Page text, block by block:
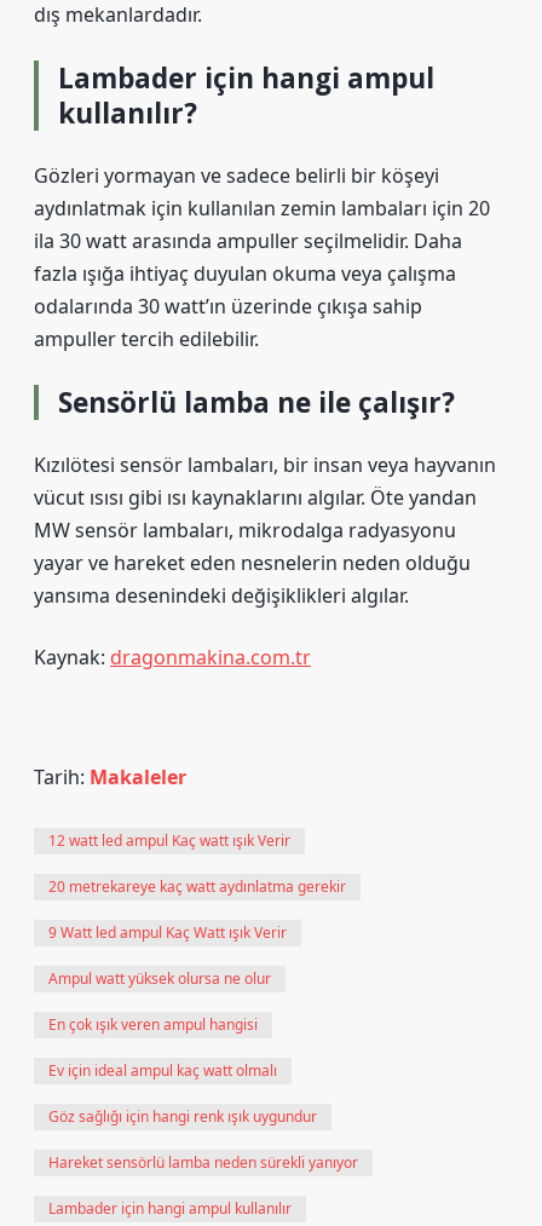
dış mekanlardadır.
Lambader için hangi ampul
kullanılır?
Gözleri yormayan ve sadece belirli bir köşeyi
aydınlatmak için kullanılan zemin lambaları için 20
ila 30 watt arasında ampuller seçilmelidir. Daha
fazla ışığa ihtiyaç duyulan okuma veya çalışma
odalarında 30 watt’ın üzerinde çıkışa sahip
ampuller tercih edilebilir.
Sensörlü lamba ne ile çalışır?
Kızılötesi sensör lambaları, bir insan veya hayvanın
vücut ısısı gibi ısı kaynaklarını algılar. Öte yandan
MW sensör lambaları, mikrodalga radyasyonu
yayar ve hareket eden nesnelerin neden olduğu
yansıma desenindeki değişiklikleri algılar.
Kaynak: dragonmakina.com.tr
Tarih: Makaleler
12 watt led ampul Kaç watt ışık Verir
20 metrekareye kaç watt aydınlatma gerekir
9 Watt led ampul Kaç Watt ışık Verir
Ampul watt yüksek olursa ne olur
En çok ışık veren ampul hangisi
Ev için ideal ampul kaç watt olmalı
Göz sağlığı için hangi renk ışık uygundur
Hareket sensörlü lamba neden sürekli yanıyor
Lambader için hangi ampul kullanılır